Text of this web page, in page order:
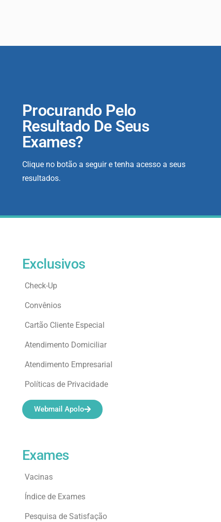
Procurando Pelo
Resultado De Seus
Exames?
Clique no botão a seguir e tenha acesso a seus
resultados.
Exames
Vacinas
Índice de Exames
Pesquisa de Satisfação
Exclusivos
Check-Up
Convênios
Cartão Cliente Especial
Atendimento Domiciliar
Atendimento Empresarial
Políticas de Privacidade
Webmail Apolo